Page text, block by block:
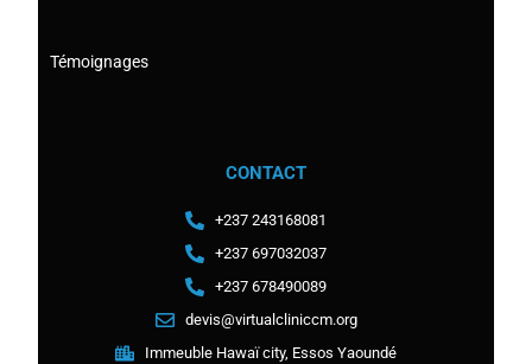
Témoignages
CONTACT
+237 243168081
+237 697032037
+237 678490089
devis@virtualcliniccm.org
Immeuble Hawaï city, Essos Yaoundé